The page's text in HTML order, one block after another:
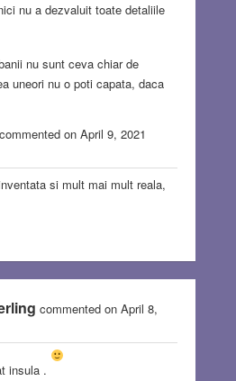
nu a dezvaluit toate detaliile
nu sunt ceva chiar de
uneori nu o poti capata, daca
on April 9, 2021
si mult mai mult reala,
commented on April 8,
insula .